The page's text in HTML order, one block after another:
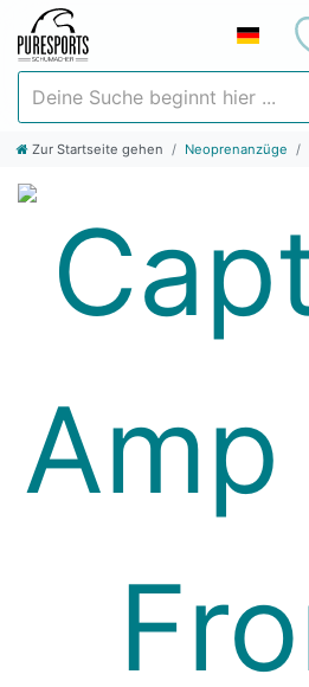
Zur Startseite gehen Neoprenanzüge